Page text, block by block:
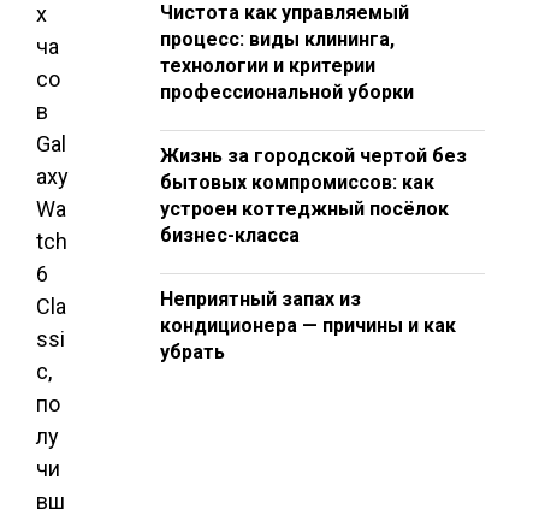
х
ча
со
в
Gal
axy
Wa
tch
6
Cla
ssi
c,
по
лу
чи
вш
Чистота как управляемый
процесс: виды клининга,
технологии и критерии
профессиональной уборки
Жизнь за городской чертой без
бытовых компромиссов: как
устроен коттеджный посёлок
бизнес-класса
Неприятный запах из
кондиционера — причины и как
убрать